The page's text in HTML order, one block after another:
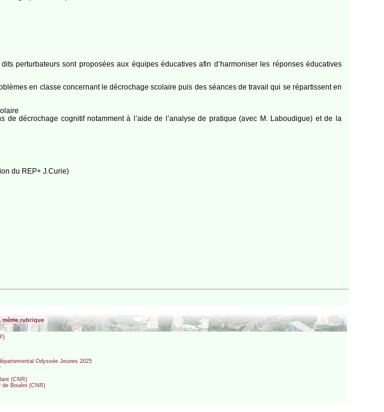
perturbateurs sont proposées aux équipes éducatives afin d’harmoniser les réponses éducatives
en classe concernant le décrochage scolaire puis des séances de travail qui se répartissent en
décrochage cognitif notamment à l’aide de l’analyse de pratique (avec M. Laboudigue) et de la
du REP+ J.Curie)
même rubrique
Odyssée Jeunes 2025
(CNR)
de Bouéni (CNR)